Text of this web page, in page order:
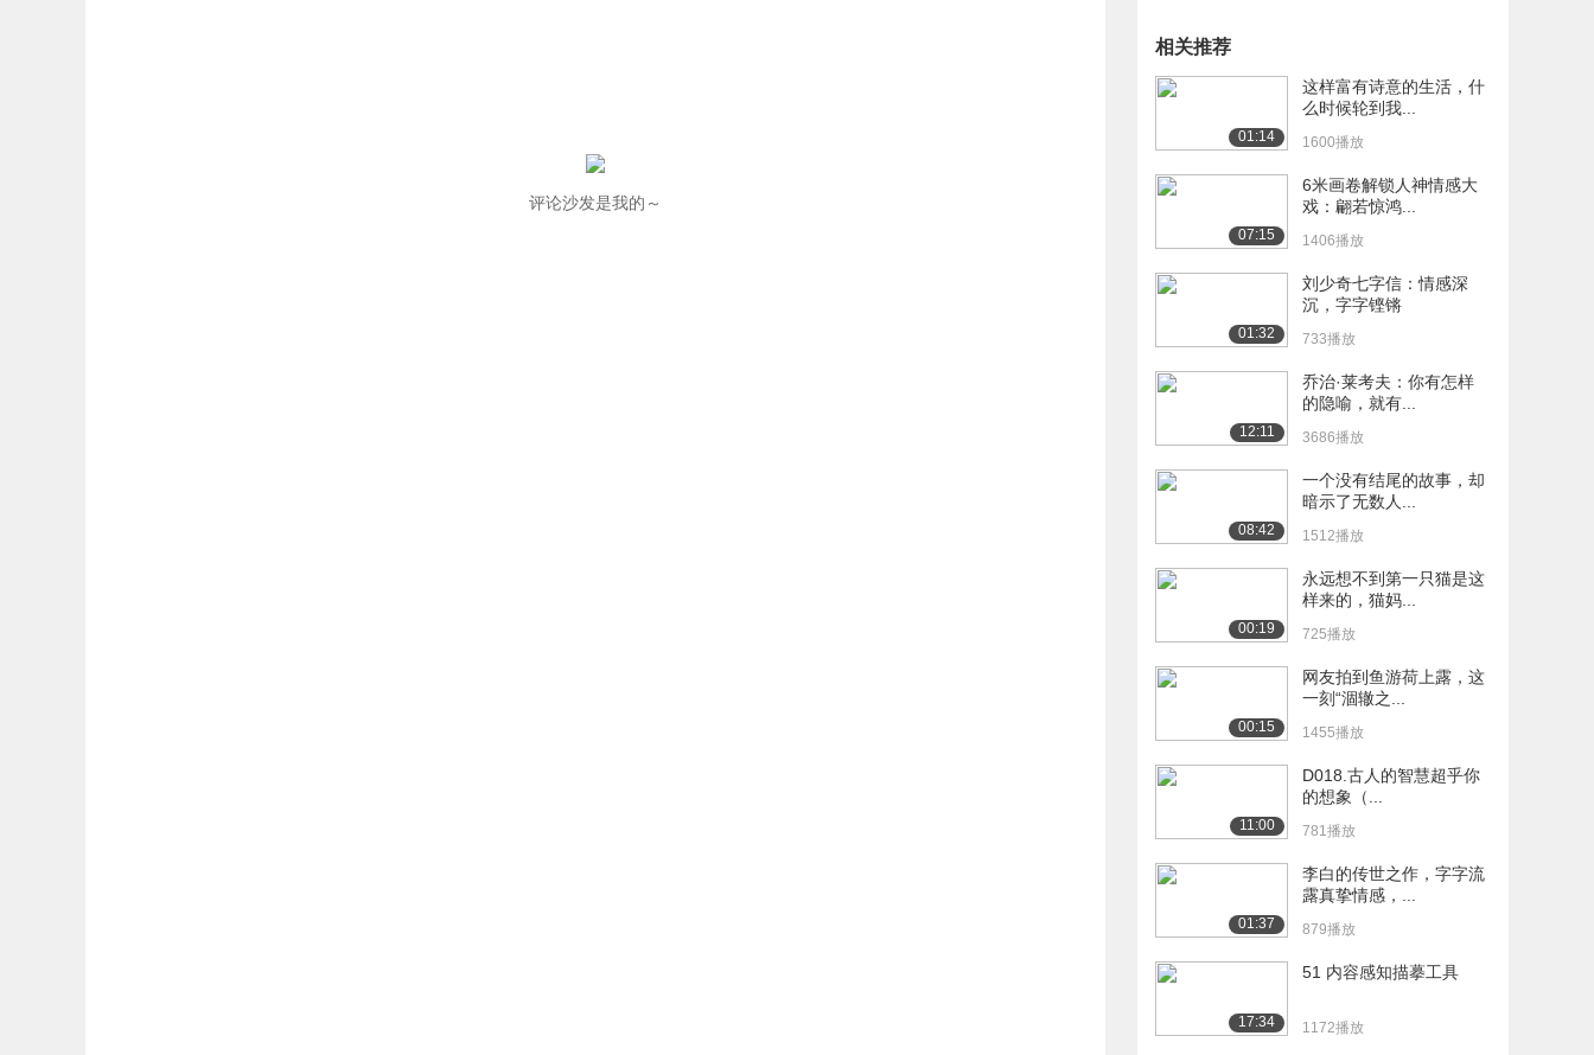
评论沙发是我的～
相关推荐
01:14
这样富有诗意的生活，什
么时候轮到我...
1600播放
07:15
6米画卷解锁人神情感大
戏：翩若惊鸿...
1406播放
01:32
刘少奇七字信：情感深
沉，字字铿锵
733播放
12:11
乔治·莱考夫：你有怎样
的隐喻，就有...
3686播放
08:42
一个没有结尾的故事，却
暗示了无数人...
1512播放
00:19
永远想不到第一只猫是这
样来的，猫妈...
725播放
00:15
网友拍到鱼游荷上露，这
一刻“涸辙之...
1455播放
11:00
D018.古人的智慧超乎你
的想象（...
781播放
01:37
李白的传世之作，字字流
露真挚情感，...
879播放
17:34
51 内容感知描摹工具
1172播放